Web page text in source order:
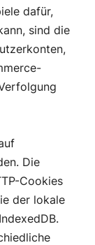
dafür,
sind die
Die
Cookies
der lokale